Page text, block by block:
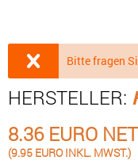
Bitte fragen
HERSTELLER:
8.36 EURO
(9.95 EURO INKL. MWST.)